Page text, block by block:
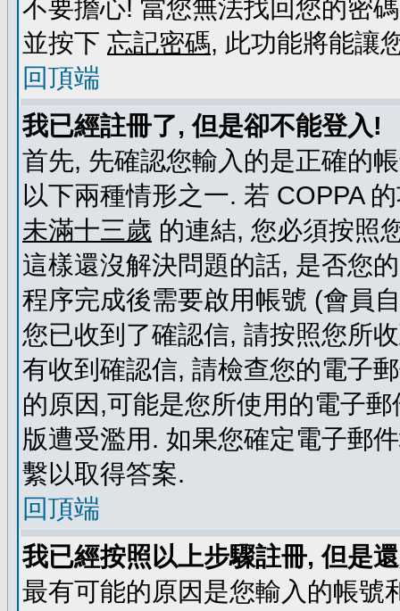
不要擔心! 當您無法找回您的密
並按下 忘記密碼, 此功能將能讓
回頂端
我已經註冊了, 但是卻不能登入!
首先, 先確認您輸入的是正確的
以下兩種情形之一. 若 COPPA
未滿十三歲 的連結, 您必須按照
這樣還沒解決問題的話, 是否您
程序完成後需要啟用帳號 (會員
您已收到了確認信, 請按照您所
有收到確認信, 請檢查您的電子
的原因,可能是您所使用的電子
版遭受濫用. 如果您確定電子郵
繫以取得答案.
回頂端
我已經按照以上步驟註冊, 但是
最有可能的原因是您輸入的帳號